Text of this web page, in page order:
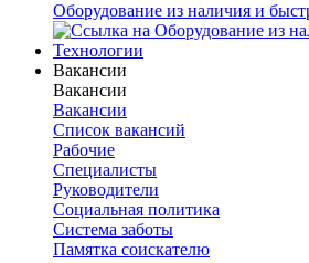
Оборудование из наличия и
Технологии
Вакансии
Вакансии
Вакансии
Список вакансий
Рабочие
Специалисты
Руководители
Cоциальная политика
Система заботы
Памятка соискателю